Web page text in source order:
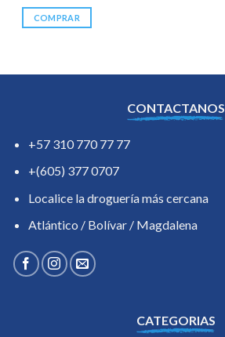
COMPRAR
CONTACTANOS
+57 310 770 77 77
+(605) 377 0707
Localice la droguería más cercana
Atlántico / Bolívar / Magdalena
CATEGORIAS